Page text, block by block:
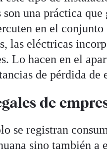
son una práctica
en el
las eléctricas
Lo hacen en el
de pérdida de
de
se registran
sino también a